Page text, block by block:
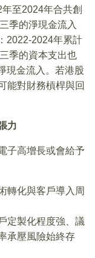
至2024年合共創
季的淨現金流入
2022-2024年累計
季的資本支出也
現金流入。若港股
能對財務槓桿與回
力
子高增長或會給予
轉化與客戶導入周
定製化程度強、議
承壓風險始終存